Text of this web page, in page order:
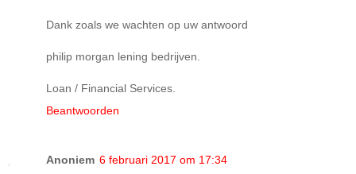
Dank zoals we wachten op uw antwoord
philip morgan lening bedrijven.
Loan / Financial Services.
Beantwoorden
Anoniem 6 februari 2017 om 17:34